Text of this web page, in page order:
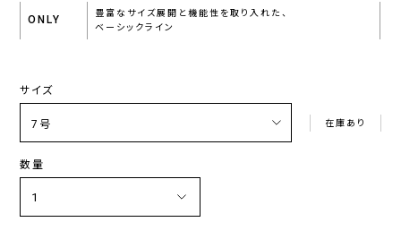
ONLY
豊富なサイズ展開と機能性を取り入れた、
ベーシックライン
サイズ
在庫あり
数量